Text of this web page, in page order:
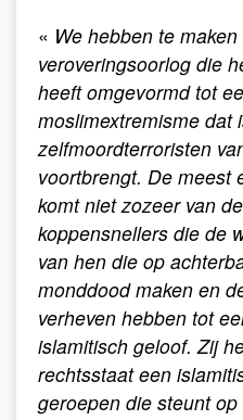
« We hebben te
veroveringsoorlog die
heeft omgevormd tot
moslimextremisme dat
zelfmoordterroristen
voortbrengt. De meest
komt niet zozeer van
koppensnellers die de
van hen die op
monddood maken en
verheven hebben tot
islamitisch geloof. Zij
rechtsstaat een
geroepen die steunt